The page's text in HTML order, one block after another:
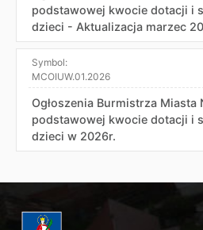
podstawowej kwocie dotacji i
dzieci - Aktualizacja marzec
Symbol:
MCOIUW.01.2026
Ogłoszenia Burmistrza Miasta
podstawowej kwocie dotacji i
dzieci w 2026r.